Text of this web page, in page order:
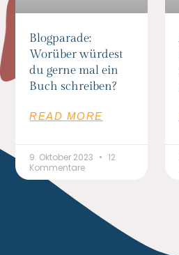
Blogparade:
Worüber würdest
du gerne mal ein
Buch schreiben?
READ MORE
9. Oktober 2023
12
Kommentare